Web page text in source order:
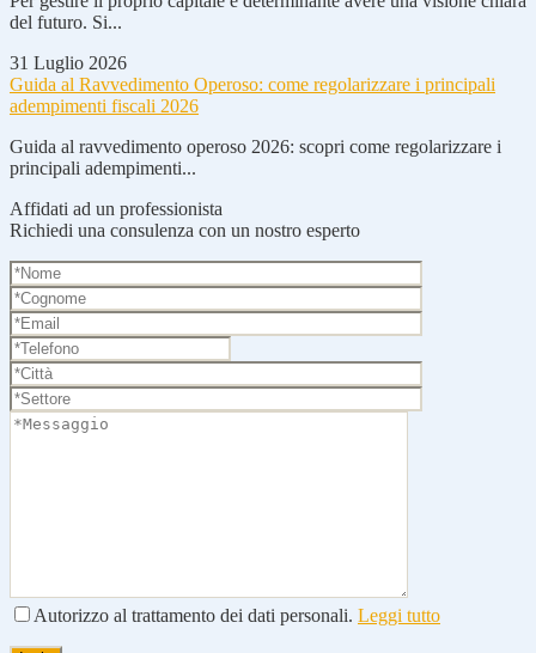
del futuro. Si...
31 Luglio 2026
Guida al Ravvedimento Operoso: come regolarizzare i principali
adempimenti fiscali 2026
Guida al ravvedimento operoso 2026: scopri come regolarizzare i
principali adempimenti...
Affidati ad un professionista
Richiedi una consulenza con un nostro esperto
Autorizzo al trattamento dei dati personali. Leggi tutto